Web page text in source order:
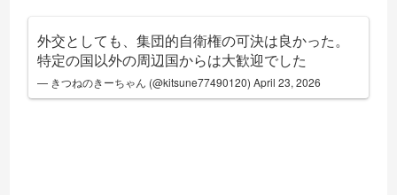
外交としても、集団的自衛権の可決は良かった。
特定の国以外の周辺国からは大歓迎でした
— きつねのきーちゃん (@kitsune77490120)April 23, 2026